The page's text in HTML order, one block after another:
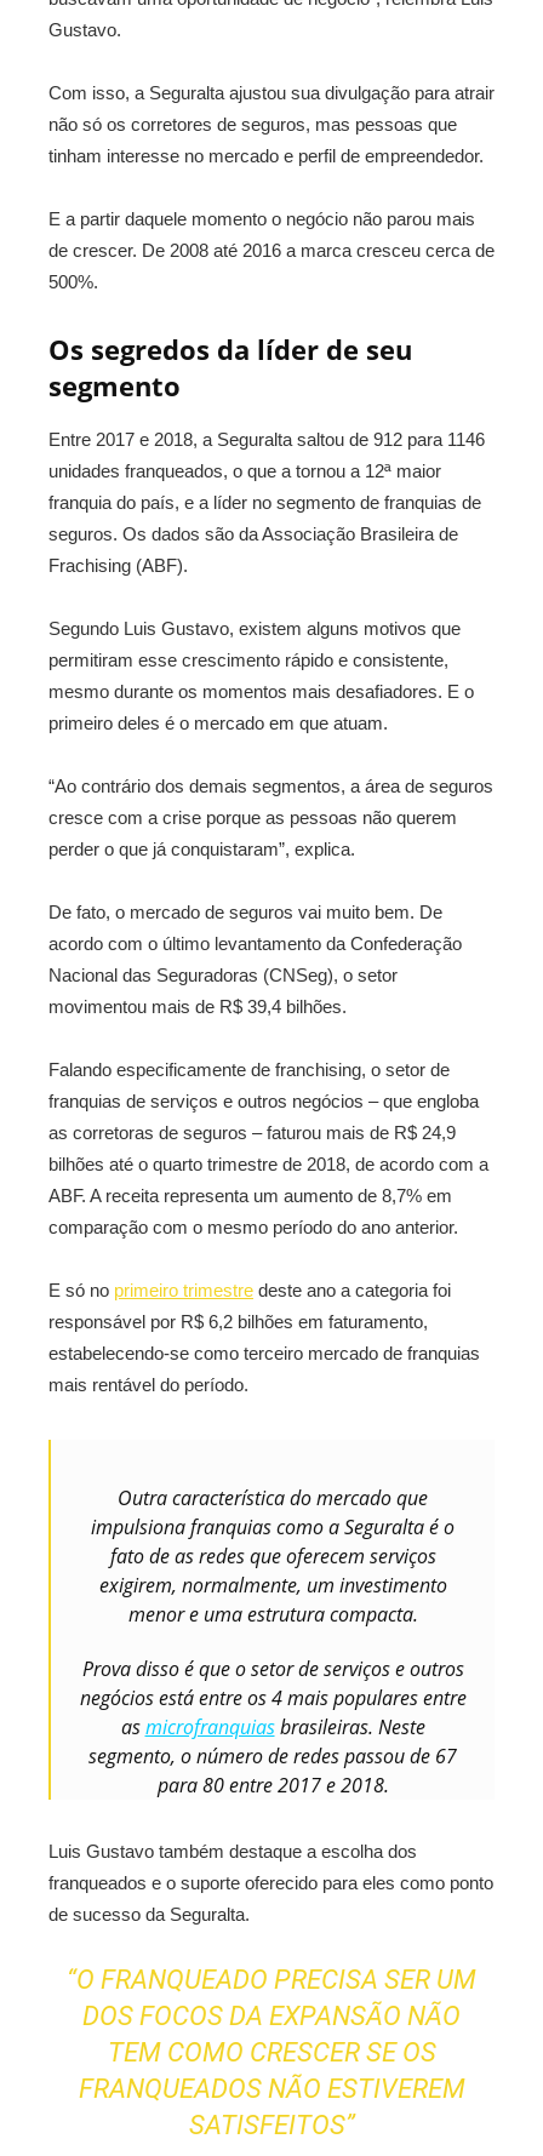
Gustavo.
Com isso, a Seguralta ajustou sua divulgação para atrair
não só os corretores de seguros, mas pessoas que
tinham interesse no mercado e perfil de empreendedor.
E a partir daquele momento o negócio não parou mais
de crescer. De 2008 até 2016 a marca cresceu cerca de
500%.
Os segredos da líder de seu
segmento
Entre 2017 e 2018, a Seguralta saltou de 912 para 1146
unidades franqueados, o que a tornou a 12ª maior
franquia do país, e a líder no segmento de franquias de
seguros. Os dados são da Associação Brasileira de
Frachising (ABF).
Segundo Luis Gustavo, existem alguns motivos que
permitiram esse crescimento rápido e consistente,
mesmo durante os momentos mais desafiadores. E o
primeiro deles é o mercado em que atuam.
“Ao contrário dos demais segmentos, a área de seguros
cresce com a crise porque as pessoas não querem
perder o que já conquistaram”, explica.
De fato, o mercado de seguros vai muito bem. De
acordo com o último levantamento da Confederação
Nacional das Seguradoras (CNSeg), o setor
movimentou mais de R$ 39,4 bilhões.
Falando especificamente de franchising, o setor de
franquias de serviços e outros negócios – que engloba
as corretoras de seguros – faturou mais de R$ 24,9
bilhões até o quarto trimestre de 2018, de acordo com a
ABF. A receita representa um aumento de 8,7% em
comparação com o mesmo período do ano anterior.
E só no primeiro trimestre deste ano a categoria foi
responsável por R$ 6,2 bilhões em faturamento,
estabelecendo-se como terceiro mercado de franquias
mais rentável do período.
Outra característica do mercado que
impulsiona franquias como a Seguralta é o
fato de as redes que oferecem serviços
exigirem, normalmente, um investimento
menor e uma estrutura compacta.
Prova disso é que o setor de serviços e outros
negócios está entre os 4 mais populares entre
asmicrofranquiasbrasileiras. Neste
segmento, o número de redes passou de 67
para 80 entre 2017 e 2018.
Luis Gustavo também destaque a escolha dos
franqueados e o suporte oferecido para eles como ponto
de sucesso da Seguralta.
“O FRANQUEADO PRECISA SER UM
DOS FOCOS DA EXPANSÃO NÃO
TEM COMO CRESCER SE OS
FRANQUEADOS NÃO ESTIVEREM
SATISFEITOS”